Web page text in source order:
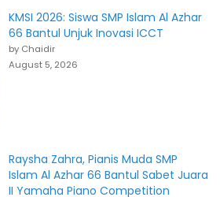
KMSI 2026: Siswa SMP Islam Al Azhar
66 Bantul Unjuk Inovasi ICCT
by Chaidir
August 5, 2026
Raysha Zahra, Pianis Muda SMP
Islam Al Azhar 66 Bantul Sabet Juara
II Yamaha Piano Competition